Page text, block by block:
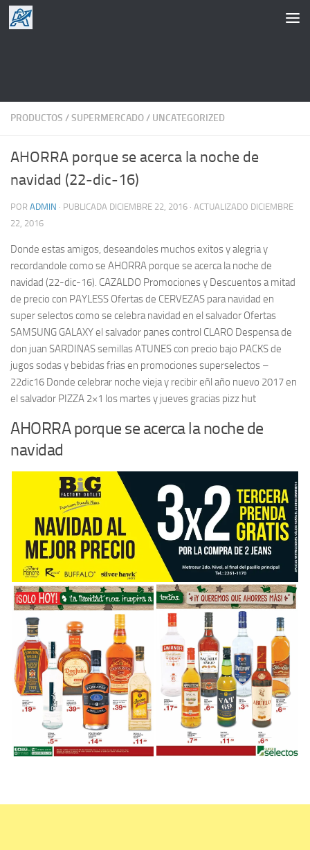
Saltar al contenido
PRODUCTOS /SUPERMERCADO/ UNCATEGORIZED
AHORRA porque se acerca la noche de
navidad (22-dic-16)
POR ADMIN · PUBLICADA DICIEMBRE 22, 2016 · ACTUALIZADO DICIEMBRE
22, 2016
Donde estas amigos, deseandoles muchos exitos y alegria y
recordandole como se AHORRA porque se acerca la noche de
navidad (22-dic-16). CAZALDO Promociones y Descuentos a mitad
de precio con PAYLESS Ofertas de CERVEZAS para navidad en
super selectos como se celebra navidad en el salvador Ofertas
SAMSUNG GALAXY el salvador panes control CLARO Despensa de
don juan SARDINAS semillas ATUNES con precio bajo PACKS de
jugos sodas y bebidas frias en promociones superselectos –
22dic16 Donde celebrar noche vieja y recibir eñl año nuevo 2017 en
el salvador PIZZA 2×1 los martes y jueves gracias pizz hut
AHORRA porque se acerca la noche de
navidad